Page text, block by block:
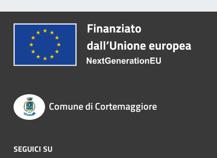
Comune di Cortemaggiore
SEGUICI SU